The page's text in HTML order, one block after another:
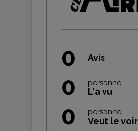
0 Avis
0 personne
L'a vu
0 personne
Veut le voir